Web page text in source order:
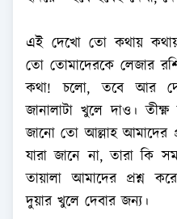
এই দেখো তো কথায়
তো তোমাদেরকে লেজার
কথা! চলো, তবে আর
জানালাটা খুলে দাও।
জানো তো আল্লাহ আমাদের
যারা জানে না, তারা কি
তায়ালা আমাদের প্রশ্ন
দুয়ার খুলে দেবার জন্য।